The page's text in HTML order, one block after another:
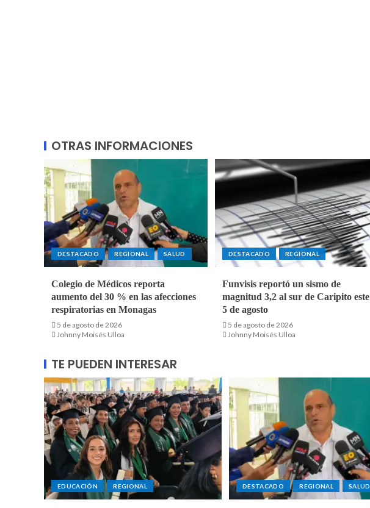
OTRAS INFORMACIONES
DESTACADO REGIONAL SALUD
Colegio de Médicos reporta
aumento del 30 % en las afecciones
respiratorias en Monagas
5 de agosto de 2026
Johnny Moisés Ulloa
DESTACADO REGIONAL
Funvisis reportó un sismo de
magnitud 3,2 al sur de Caripito este
5 de agosto
5 de agosto de 2026
Johnny Moisés Ulloa
TE PUEDEN INTERESAR
EDUCACIÓN REGIONAL DESTACADO REGIONAL SALUD